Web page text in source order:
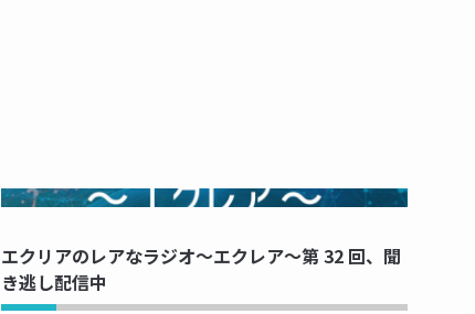
NOW PRINTING...
エクリアのレアなラジオ～エクレア～第 32 回、聞
き逃し配信中